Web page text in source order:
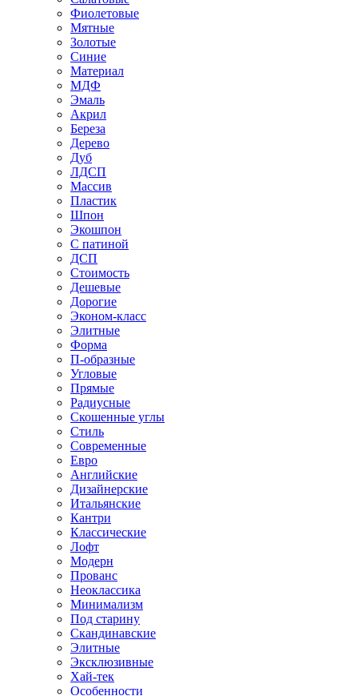
Фиолетовые
Мятные
Золотые
Синие
Материал
МДФ
Эмаль
Акрил
Береза
Дерево
Дуб
ЛДСП
Массив
Пластик
Шпон
Экошпон
С патиной
ДСП
Стоимость
Дешевые
Дорогие
Эконом-класс
Элитные
Форма
П-образные
Угловые
Прямые
Радиусные
Скошенные углы
Стиль
Современные
Евро
Английские
Дизайнерские
Итальянские
Кантри
Классические
Лофт
Модерн
Прованс
Неоклассика
Минимализм
Под старину
Скандинавские
Элитные
Эксклюзивные
Хай-тек
Особенности